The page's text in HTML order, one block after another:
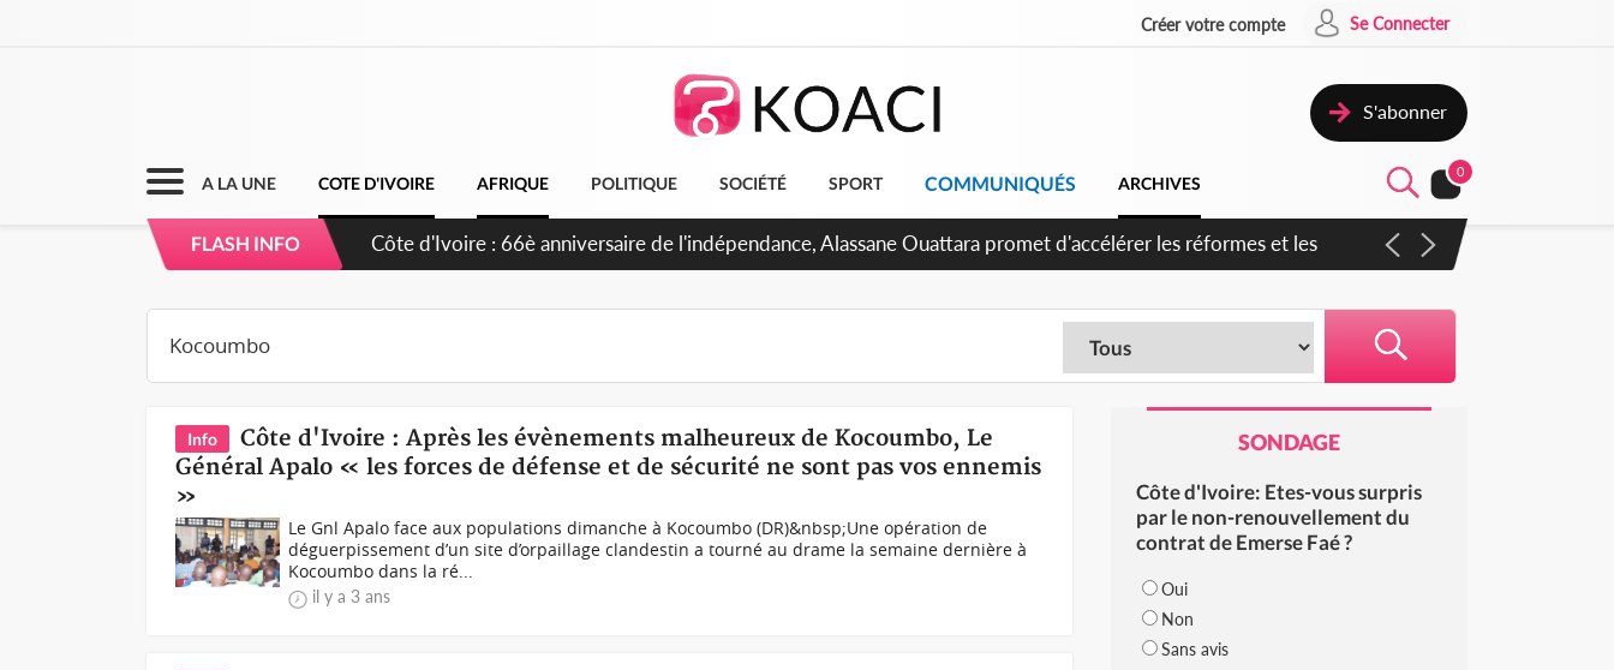
Créer votre compte Se Connecter
S'abonner
A LA UNE COTE D'IVOIRE AFRIQUE POLITIQUE SOCIÉTÉ SPORT COMMUNIQUÉS ARCHIVES
0
FLASH INFO
Côte d'Ivoire : 66è anniversaire de l'indépendance, Alassane Ouattara promet d'accélérer les réformes et les
Info
Côte d'Ivoire : Après les évènements malheureux de Kocoumbo, Le
Général Apalo « les forces de défense et de sécurité ne sont pas vos ennemis
»
Le Gnl Apalo face aux populations dimanche à Kocoumbo (DR)&nbsp;Une opération de
déguerpissement d’un site d’orpaillage clandestin a tourné au drame la semaine dernière à
Kocoumbo dans la ré...
il y a 3 ans
SONDAGE
Côte d'Ivoire: Etes-vous surpris
par le non-renouvellement du
contrat de Emerse Faé ?
Oui
Non
Sans avis